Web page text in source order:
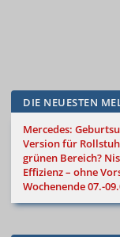
DIE NEUESTEN
Mercedes:
Version für
grünen Bereich?
Effizienz – ohne
Wochenende 07.-